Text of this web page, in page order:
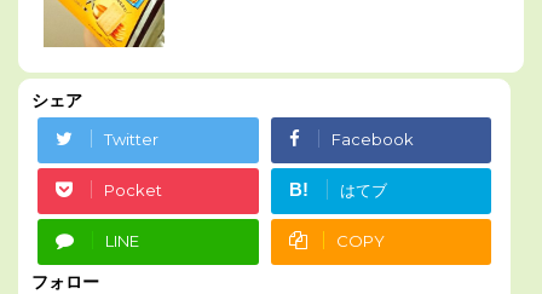
シェア
Twitter Facebook
Pocket B! はてブ
LINE COPY
フォロー